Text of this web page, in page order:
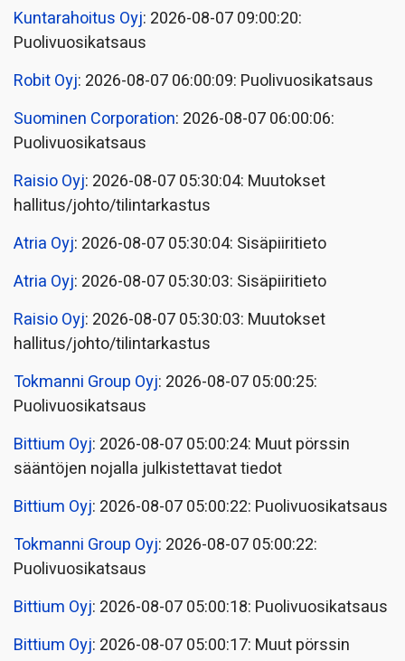
Kuntarahoitus Oyj: 2026-08-07 09:00:20:
Puolivuosikatsaus
Robit Oyj: 2026-08-07 06:00:09: Puolivuosikatsaus
Suominen Corporation: 2026-08-07 06:00:06:
Puolivuosikatsaus
Raisio Oyj: 2026-08-07 05:30:04: Muutokset
hallitus/johto/tilintarkastus
Atria Oyj: 2026-08-07 05:30:04: Sisäpiiritieto
Atria Oyj: 2026-08-07 05:30:03: Sisäpiiritieto
Raisio Oyj: 2026-08-07 05:30:03: Muutokset
hallitus/johto/tilintarkastus
Tokmanni Group Oyj: 2026-08-07 05:00:25:
Puolivuosikatsaus
Bittium Oyj: 2026-08-07 05:00:24: Muut pörssin
sääntöjen nojalla julkistettavat tiedot
Bittium Oyj: 2026-08-07 05:00:22: Puolivuosikatsaus
Tokmanni Group Oyj: 2026-08-07 05:00:22:
Puolivuosikatsaus
Bittium Oyj: 2026-08-07 05:00:18: Puolivuosikatsaus
Bittium Oyj: 2026-08-07 05:00:17: Muut pörssin